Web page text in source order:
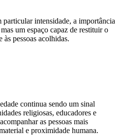
particular intensidade, a importância
um espaço capaz de restituir o
pessoas acolhidas.
continua sendo um sinal
religiosas, educadores e
as pessoas mais
e proximidade humana.